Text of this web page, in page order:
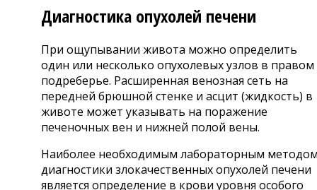
Диагностика опухолей печени
При ощупывании живота можно определить
один или несколько опухолевых узлов в правом
подреберье. Расширенная венозная сеть на
передней брюшной стенке и асцит (жидкость) в
животе может указывать на поражение
печеночных вен и нижней полой вены.
Наиболее необходимым лабораторным
диагностики злокачественных опухолей печени
является определение в крови уровня особого